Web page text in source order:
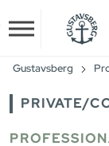
Skip to main content
Gustavsberg
PRIVATE/